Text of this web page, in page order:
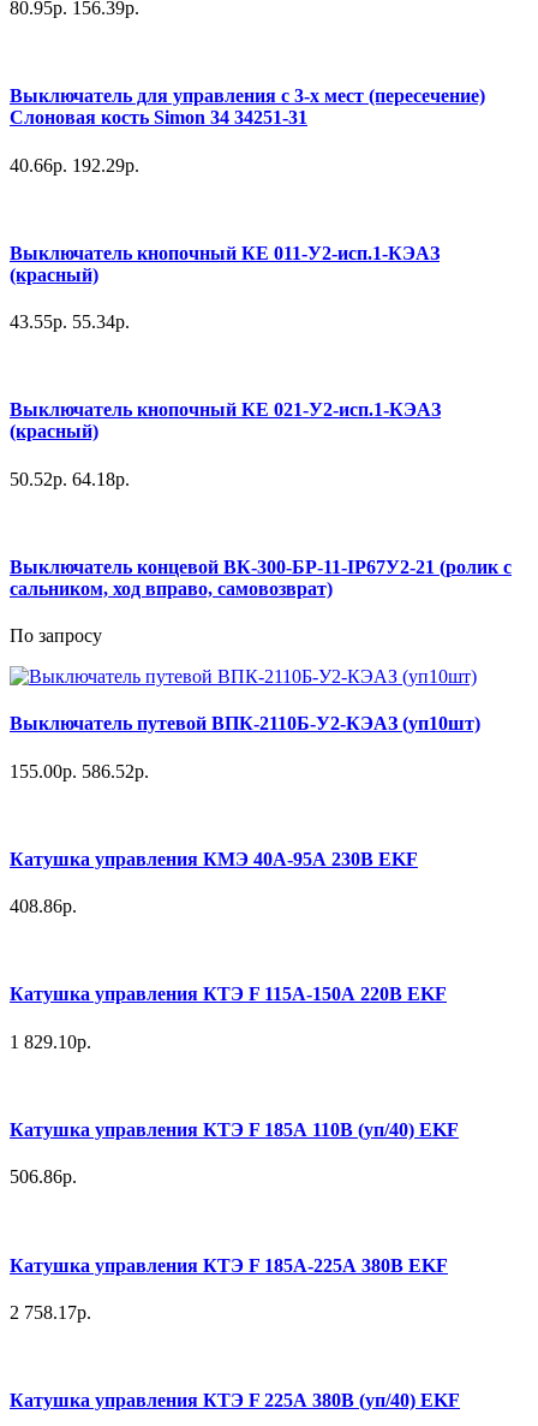
80.95р. 156.39р.
Выключатель для управления с 3-х мест (пересечение)
Слоновая кость Simon 34 34251-31
40.66р. 192.29р.
Выключатель кнопочный КЕ 011-У2-исп.1-КЭАЗ
(красный)
43.55р. 55.34р.
Выключатель кнопочный КЕ 021-У2-исп.1-КЭАЗ
(красный)
50.52р. 64.18р.
Выключатель концевой ВК-300-БР-11-IP67У2-21 (ролик с
сальником, ход вправо, самовозврат)
По запросу
Выключатель путевой ВПК-2110Б-У2-КЭАЗ (уп10шт)
155.00р. 586.52р.
Катушка управления КМЭ 40А-95А 230В EKF
408.86р.
Катушка управления КТЭ F 115А-150А 220В EKF
1 829.10р.
Катушка управления КТЭ F 185А 110В (уп/40) EKF
506.86р.
Катушка управления КТЭ F 185А-225А 380В EKF
2 758.17р.
Катушка управления КТЭ F 225А 380В (уп/40) EKF